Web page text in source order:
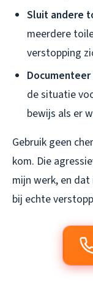
Sluit andere
meerdere
verstopping
de situatie
bewijs als er
Gebruik geen
kom. Die
mijn werk, en
bij echte